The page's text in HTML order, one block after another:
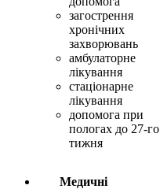
загострення
хронічних
захворювань
амбулаторне
лікування
стаціонарне
лікування
допомога при
пологах до 27-го
тижня
Медичні